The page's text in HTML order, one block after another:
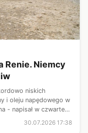
Renie. Niemcy
niskich
i oleju napędowego w
- napisał w czwartek
statków i
30.07.2026 17:38